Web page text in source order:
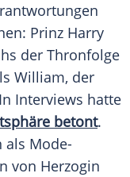
Prinz Harry
der Thronfolge
William, der
Interviews hatte
betont.
als Mode-
von Herzogin